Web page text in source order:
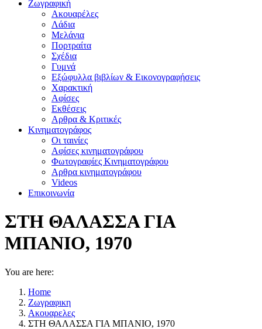
Ζωγραφική
Ακουαρέλες
Λάδια
Μελάνια
Πορτραίτα
Σχέδια
Γυμνά
Εξώφυλλα βιβλίων & Εικονογραφήσεις
Χαρακτική
Αφίσες
Εκθέσεις
Αρθρα & Κριτικές
Κινηματογράφος
Οι ταινίες
Αφίσες κινηματογράφου
Φωτογραφίες Κινηματογράφου
Αρθρα κινηματογράφου
Videos
Επικοινωνία
ΣΤΗ ΘΑΛΑΣΣΑ ΓΙΑ
ΜΠΑΝΙΟ, 1970
You are here:
Home
Ζωγραφικη
Ακουαρελες
ΣΤΗ ΘΑΛΑΣΣΑ ΓΙΑ ΜΠΑΝΙΟ, 1970